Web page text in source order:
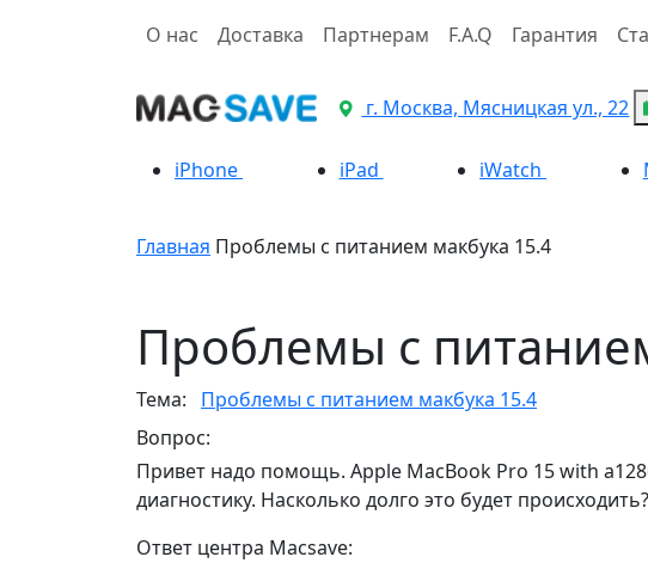
О нас Доставка Партнерам F.A.Q Гарантия
г. Москва, Мясницкая ул., 22
iPhone
iPad iWatch
Главная Проблемы с питанием макбука 15.4
Проблемы с
Тема: Проблемы с питанием макбука 15.4
Вопрос:
Привет надо помощь. Apple MacBook Pro 15 with
диагностику. Насколько долго это будет
Ответ центра Macsave: